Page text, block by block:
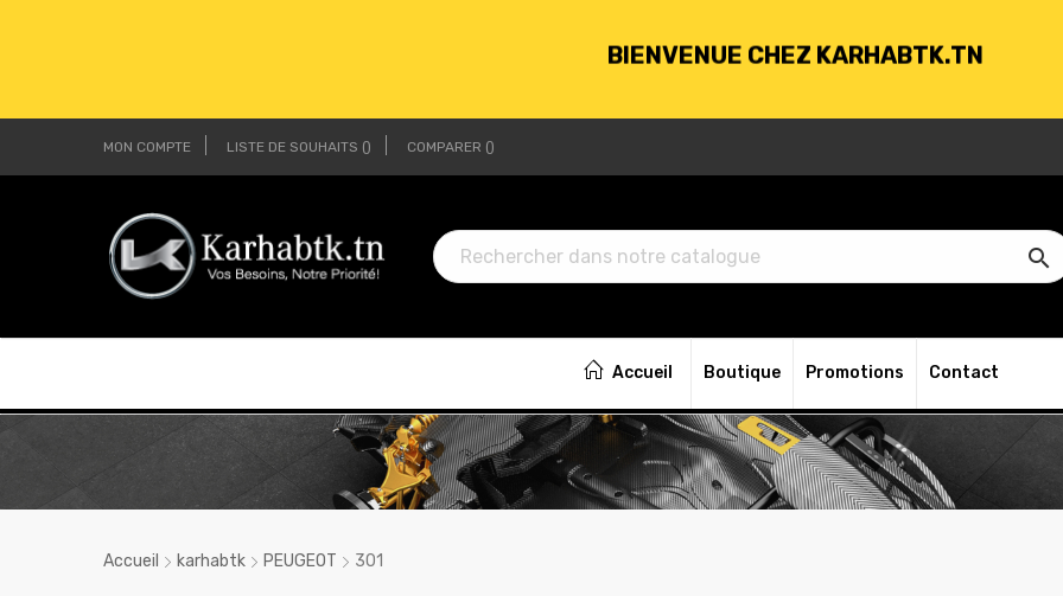
BIENVENUE CHEZ KARHABTK.TN
LIVRAISON GRATUITE À PARTIR DE 250DT
BIENVENUE CHEZ KARHABTK.TN
LIVRAISON GRATUITE À PARTIR DE 250DT
MON COMPTE LISTE DE SOUHAITS COMPARER

Accueil Boutique Promotions Contact
Accueil karhabtk PEUGEOT 301